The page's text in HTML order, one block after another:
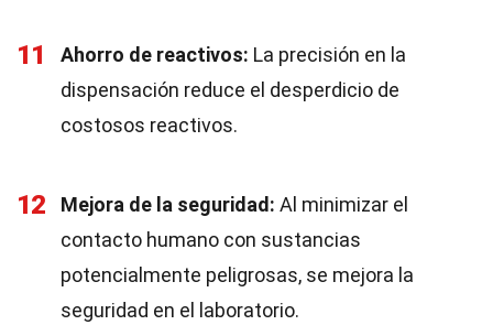
11 Ahorro de reactivos: La precisión en la
dispensación reduce el desperdicio de
costosos reactivos.
12 Mejora de la seguridad: Al minimizar el
contacto humano con sustancias
potencialmente peligrosas, se mejora la
seguridad en el laboratorio.